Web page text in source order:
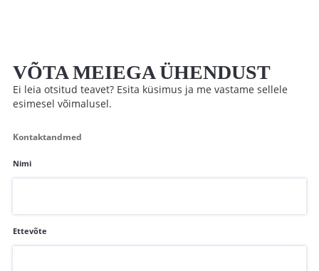
VÕTA MEIEGA ÜHENDUST
Ei leia otsitud teavet? Esita küsimus ja me vastame sellele
esimesel võimalusel.
Kontaktandmed
Nimi
Ettevõte